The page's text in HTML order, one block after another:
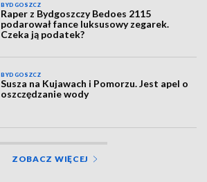
BYDGOSZCZ
Raper z Bydgoszczy Bedoes 2115
podarował fance luksusowy zegarek.
Czeka ją podatek?
BYDGOSZCZ
Susza na Kujawach i Pomorzu. Jest apel o
oszczędzanie wody
ZOBACZ WIĘCEJ